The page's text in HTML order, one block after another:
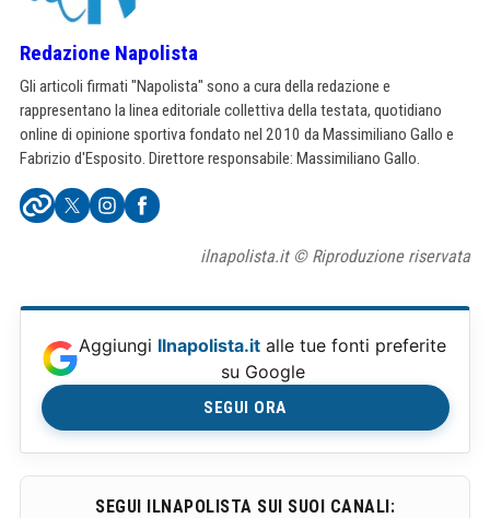
Redazione Napolista
Gli articoli firmati "Napolista" sono a cura della redazione e
rappresentano la linea editoriale collettiva della testata, quotidiano
online di opinione sportiva fondato nel 2010 da Massimiliano Gallo e
Fabrizio d'Esposito. Direttore responsabile: Massimiliano Gallo.
ilnapolista.it © Riproduzione riservata
Aggiungi Ilnapolista.it alle tue fonti preferite
su Google
SEGUI ORA
SEGUI ILNAPOLISTA SUI SUOI CANALI: